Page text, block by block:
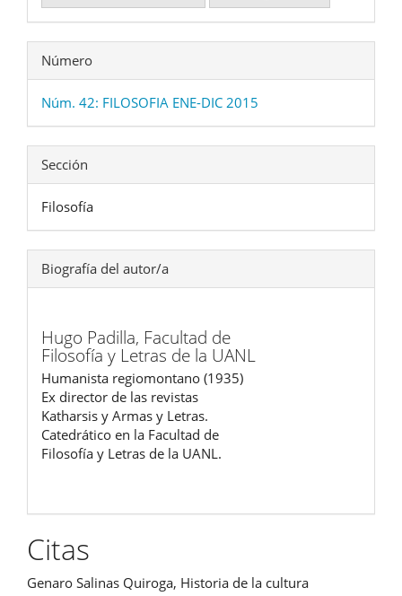
Número
Núm. 42: FILOSOFIA ENE-DIC 2015
Sección
Filosofía
Biografía del autor/a
Hugo Padilla, Facultad de
Filosofía y Letras de la UANL
Humanista regiomontano (1935)
Ex director de las revistas
Katharsis y Armas y Letras.
Catedrático en la Facultad de
Filosofía y Letras de la UANL.
Citas
Genaro Salinas Quiroga, Historia de la cultura